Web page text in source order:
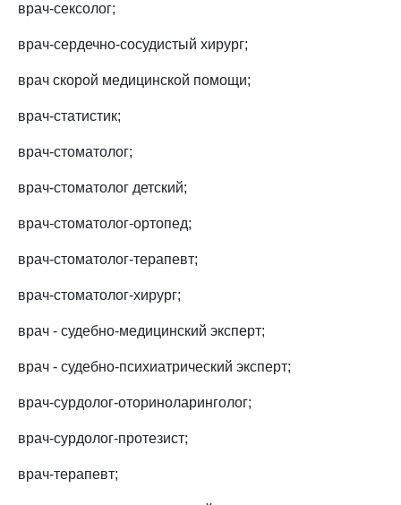
врач-сексолог;
врач-сердечно-сосудистый хирург;
врач скорой медицинской помощи;
врач-статистик;
врач-стоматолог;
врач-стоматолог детский;
врач-стоматолог-ортопед;
врач-стоматолог-терапевт;
врач-стоматолог-хирург;
врач - судебно-медицинский эксперт;
врач - судебно-психиатрический эксперт;
врач-сурдолог-оториноларинголог;
врач-сурдолог-протезист;
врач-терапевт;